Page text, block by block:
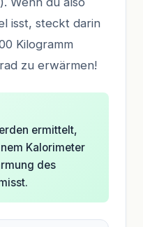
isst, steckt darin
Kilogramm
zu erwärmen!
ermittelt,
Kalorimeter
des